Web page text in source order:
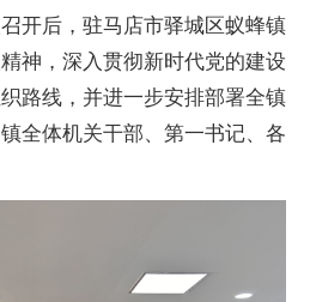
开后，驻马店市驿城区蚁蜂镇
精神 ，深入贯彻新时代党的建设
路线，并进一步安排部署全镇
全体机关干部、第一书记、各